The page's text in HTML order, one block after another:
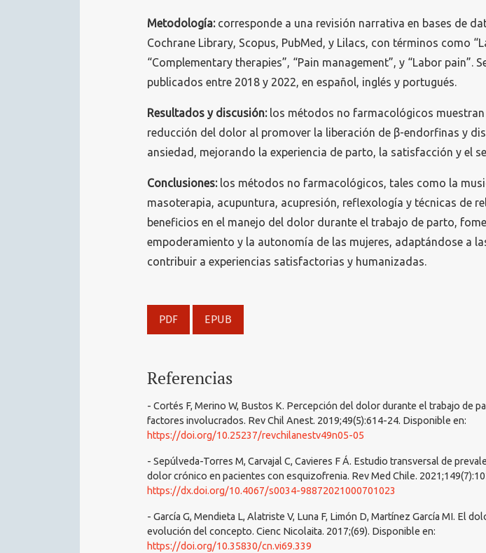
Metodología:corresponde a una revisión narrativa en bases de
Cochrane Library, Scopus, PubMed, y Lilacs, con términos como
“Complementary therapies”, “Pain management”, y “Labor pain”.
publicados entre 2018 y 2022, en español, inglés y portugués.
Resultados y discusión:los métodos no farmacológicos muestran
reducción del dolor al promover la liberación de β-endorfinas y
ansiedad, mejorando la experiencia de parto, la satisfacción y el
Conclusiones:los métodos no farmacológicos, tales como la
masoterapia, acupuntura, acupresión, reflexología y técnicas de
beneficios en el manejo del dolor durante el trabajo de parto,
empoderamiento y la autonomía de las mujeres, adaptándose a
contribuir a experiencias satisfactorias y humanizadas.
PDF EPUB
Referencias
- Cortés F, Merino W, Bustos K. Percepción del dolor durante el trabajo de
factores involucrados. Rev Chil Anest. 2019;49(5):614-24. Disponible en:
https://doi.org/10.25237/revchilanestv49n05-05
- Sepúlveda-Torres M, Carvajal C, Cavieres F Á. Estudio transversal de
dolor crónico en pacientes con esquizofrenia. Rev Med Chile.
https://dx.doi.org/10.4067/s0034-98872021000701023
- García G, Mendieta L, Alatriste V, Luna F, Limón D, Martínez García MI. El
evolución del concepto. Cienc Nicolaita. 2017;(69). Disponible en:
https://doi.org/10.35830/cn.vi69.339